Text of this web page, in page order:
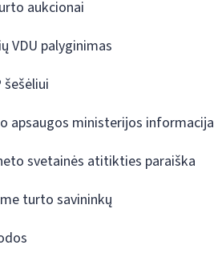
aukcionai
VDU palyginimas
šešėliui
apsaugos ministerijos informacija
svetainės atitikties paraiška
turto savininkų